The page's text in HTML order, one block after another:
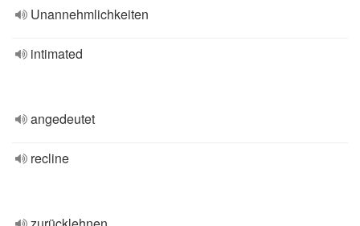
Unannehmlichkeiten
intimated
angedeutet
recline